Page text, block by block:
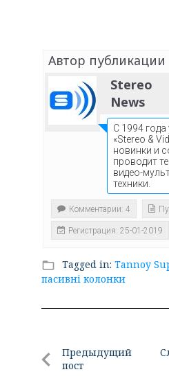
Автор публикации
Stereo
News
С 1994
«Stereo &
новинки и
проводит
видео-
техники.
Комментарии: 4
Регистрация: 25-01-2019
folder_open Tagged in: Tannoy
пасивні колонки
Навигация
по
Предыдущий
пост